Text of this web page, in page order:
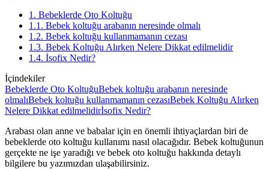
1. Bebeklerde Oto Koltuğu
1.1. Bebek koltuğu arabanın neresinde olmalı
1.2. Bebek koltuğu kullanmamanın cezası
1.3. Bebek Koltuğu Alırken Nelere Dikkat edilmelidir
1.4. İsofix Nedir?
İçindekiler
Bebeklerde Oto KoltuğuBebek koltuğu arabanın neresinde
olmalıBebek koltuğu kullanmamanın cezasıBebek Koltuğu Alırken
Nelere Dikkat edilmelidirİsofix Nedir?
Arabası olan anne ve babalar için en önemli ihtiyaçlardan biri de
bebeklerde oto koltuğu kullanımı nasıl olacağıdır. Bebek koltuğunun
gerçekte ne işe yaradığı ve bebek oto koltuğu hakkında detaylı
bilgilere bu yazımızdan ulaşabilirsiniz.